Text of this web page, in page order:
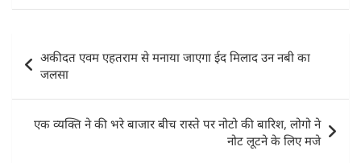
at
s
A
p
p
c
e
b
o
o
itt
er
k
e
dI
n
ai
l
ar
e
navigation
अकीदत एवम एहतराम से मनाया जाएगा ईद मिलाद उन नबी का
जलसा
एक व्यक्ति ने की भरे बाजार बीच रास्ते पर नोटो की बारिश, लोगो ने
नोट लूटने के लिए मजे